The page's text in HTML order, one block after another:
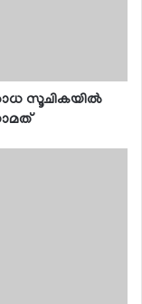
സൂചികയില്‍